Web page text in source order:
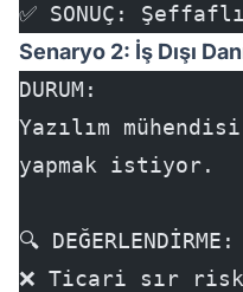
✅ SONUÇ:
Senaryo 2: İş Dışı
DURUM:
Yazılım
yapmak istiyor.
🔍 DEĞERLENDİRME:
❌ Ticari sır